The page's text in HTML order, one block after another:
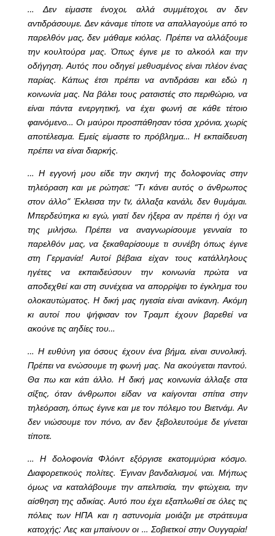
… Δεν είμαστε ένοχοι, αλλά συμμέτοχοι, αν δεν
αντιδράσουμε. Δεν κάναμε τίποτε να απαλλαγούμε από το
παρελθόν μας, δεν μάθαμε κιόλας. Πρέπει να αλλάξουμε
την κουλτούρα μας. Όπως έγινε με το αλκοόλ και την
οδήγηση. Αυτός που οδηγεί μεθυσμένος είναι πλέον ένας
παρίας. Κάπως έτσι πρέπει να αντιδράσει και εδώ η
κοινωνία μας. Να βάλει τους ρατσιστές στο περιθώριο, να
είναι πάντα ενεργητική, να έχει φωνή σε κάθε τέτοιο
φαινόμενο… Οι μαύροι προσπάθησαν τόσα χρόνια, χωρίς
αποτέλεσμα. Εμείς είμαστε το πρόβλημα… Η εκπαίδευση
πρέπει να είναι διαρκής.
… Η εγγονή μου είδε την σκηνή της δολοφονίας στην
τηλεόραση και με ρώτησε: “Τι κάνει αυτός ο άνθρωπος
στον άλλο” Έκλεισα την tv, άλλαξα κανάλι, δεν θυμάμαι.
Μπερδεύτηκα κι εγώ, γιατί δεν ήξερα αν πρέπει ή όχι να
της μιλήσω. Πρέπει να αναγνωρίσουμε γενναία το
παρελθόν μας, να ξεκαθαρίσουμε τι συνέβη όπως έγινε
στη Γερμανία! Αυτοί βέβαια είχαν τους κατάλληλους
ηγέτες να εκπαιδεύσουν την κοινωνία πρώτα να
αποδεχθεί και στη συνέχεια να απορρίψει το έγκλημα του
ολοκαυτώματος. Η δική μας ηγεσία είναι ανίκανη. Ακόμη
κι αυτοί που ψήφισαν τον Τραμπ έχουν βαρεθεί να
ακούνε τις αηδίες του…
… Η ευθύνη για όσους έχουν ένα βήμα, είναι συνολική.
Πρέπει να ενώσουμε τη φωνή μας. Να ακούγεται παντού.
Θα πω και κάτι άλλο. Η δική μας κοινωνία άλλαξε στα
σίξτις, όταν άνθρωποι είδαν να καίγονται σπίτια στην
τηλεόραση, όπως έγινε και με τον πόλεμο του Βιετνάμ. Αν
δεν νιώσουμε τον πόνο, αν δεν ξεβολευτούμε δε γίνεται
τίποτε.
… Η δολοφονία Φλόιντ εξόργισε εκατομμύρια κόσμο.
Διαφορετικούς πολίτες. Έγιναν βανδαλισμοί, ναι. Μήπως
όμως να καταλάβουμε την απελπισία, την φτώχεια, την
αίσθηση της αδικίας. Αυτό που έχει εξαπλωθεί σε όλες τις
πόλεις των ΗΠΑ και η αστυνομία μοιάζει με στράτευμα
κατοχής; Λες και μπαίνουν οι … Σοβιετκοί στην Ουγγαρία!